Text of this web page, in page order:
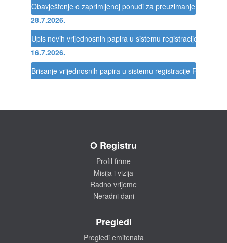
Obavještenje o zaprimljenoj ponudi za preuzimanje društva
28.7.2026.
Upis novih vrijednosnih papira u sistemu registracije Registra
16.7.2026.
Brisanje vrijednosnih papira u sistemu registracije Registra
O Registru
Profil firme
Misija i vizija
Radno vrijeme
Neradni dani
Pregledi
Pregledi emitenata